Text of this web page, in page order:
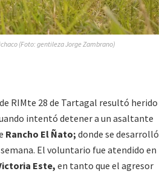
(Foto: gentileza Jorge Zambrano)
RIMte 28 de Tartagal resultó herido
intentó detener a un asaltante
Rancho El Ñato; donde se desarrolló
El voluntario fue atendido en
Este,en tanto que el agresor